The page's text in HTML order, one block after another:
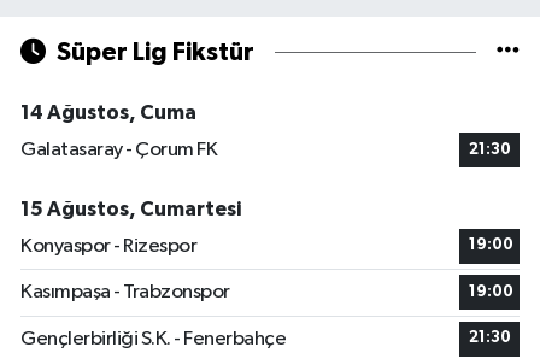
Süper Lig Fikstür
14 Ağustos, Cuma
Galatasaray - Çorum FK
21:30
15 Ağustos, Cumartesi
Konyaspor - Rizespor
19:00
Kasımpaşa - Trabzonspor 19:00
Gençlerbirliği S.K. - Fenerbahçe 21:30